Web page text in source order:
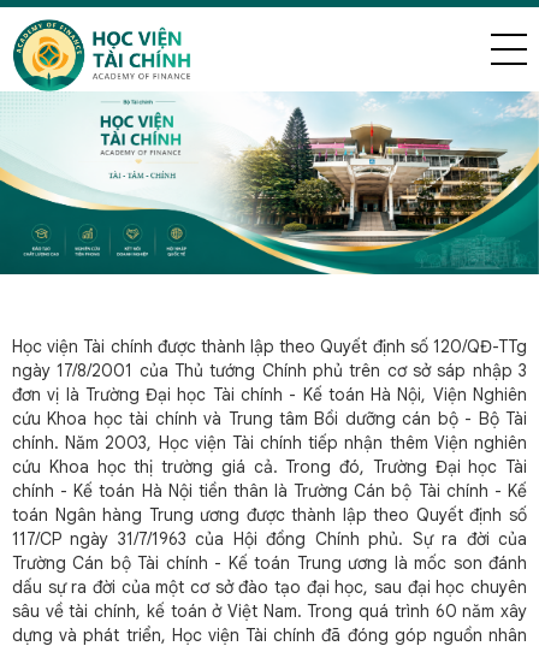
Học viện Tài chính được thành lập theo Quyết định số 120/QĐ-TTg
ngày 17/8/2001 của Thủ tướng Chính phủ trên cơ sở sáp nhập 3
đơn vị là Trường Đại học Tài chính - Kế toán Hà Nội, Viện Nghiên
cứu Khoa học tài chính và Trung tâm Bồi dưỡng cán bộ - Bộ Tài
chính. Năm 2003, Học viện Tài chính tiếp nhận thêm Viện nghiên
cứu Khoa học thị trường giá cả. Trong đó, Trường Đại học Tài
chính - Kế toán Hà Nội tiền thân là Trường Cán bộ Tài chính - Kế
toán Ngân hàng Trung ương được thành lập theo Quyết định số
117/CP ngày 31/7/1963 của Hội đồng Chính phủ. Sự ra đời của
Trường Cán bộ Tài chính - Kế toán Trung ương là mốc son đánh
dấu sự ra đời của một cơ sở đào tạo đại học, sau đại học chuyên
sâu về tài chính, kế toán ở Việt Nam. Trong quá trình 60 năm xây
dựng và phát triển, Học viện Tài chính đã đóng góp nguồn nhân